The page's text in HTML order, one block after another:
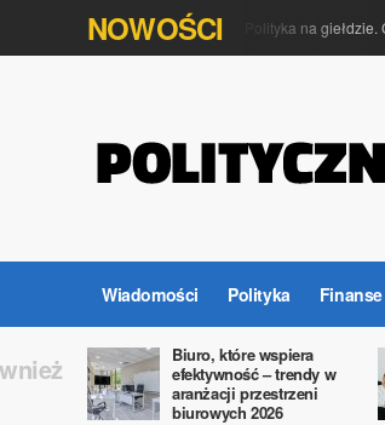
NOWOŚCI Polityka na
Wiadomości Polityka Finanse
Biuro, które wspiera
efektywność – trendy w
aranżacji przestrzeni
biurowych 2026